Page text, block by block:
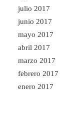
julio 2017
junio 2017
mayo 2017
abril 2017
marzo 2017
febrero 2017
enero 2017